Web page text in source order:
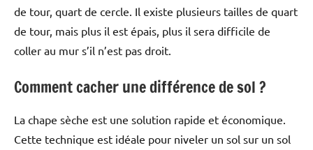
de tour, quart de cercle. Il existe plusieurs tailles de quart
de tour, mais plus il est épais, plus il sera difficile de
coller au mur s’il n’est pas droit.
Comment cacher une différence de sol ?
La chape sèche est une solution rapide et économique.
Cette technique est idéale pour niveler un sol sur un sol